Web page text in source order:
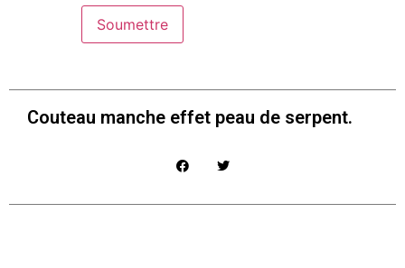
Couteau manche effet peau de serpent.